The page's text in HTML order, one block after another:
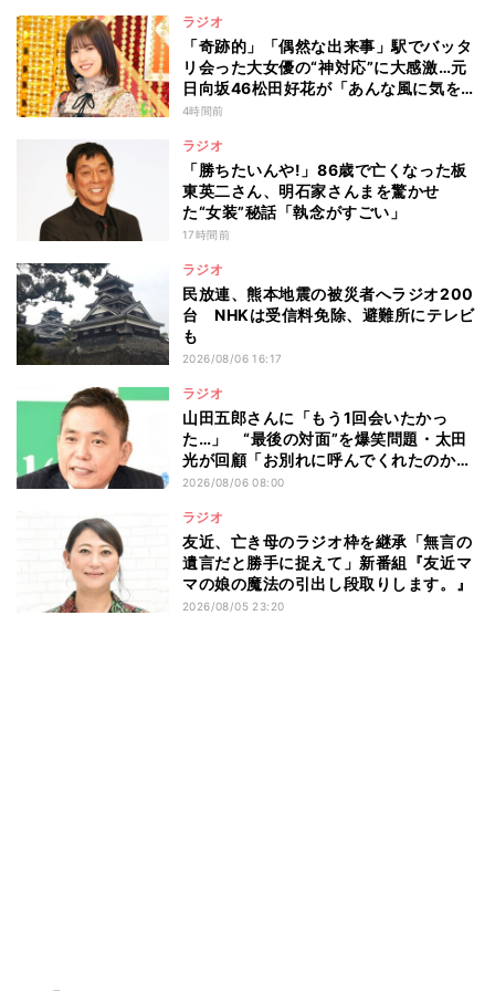
ラジオ
「奇跡的」「偶然な出来事」駅でバッタ
リ会った大女優の“神対応”に大感激…元
日向坂46松田好花が「あんな風に気を使
える人になりたい」と感動した“振る舞
4時間前
ラジオ
「勝ちたいんや!」86歳で亡くなった板
東英二さん、明石家さんまを驚かせ
た“女装”秘話「執念がすごい」
17時間前
ラジオ
民放連、熊本地震の被災者へラジオ200
台 NHKは受信料免除、避難所にテレビ
も
2026/08/06 16:17
ラジオ
山田五郎さんに「もう1回会いたかっ
た…」 “最後の対面”を爆笑問題・太田
光が回顧「お別れに呼んでくれたのか
な」
2026/08/06 08:00
ラジオ
友近、亡き母のラジオ枠を継承「無言の
遺言だと勝手に捉えて」新番組『友近マ
マの娘の魔法の引出し段取りします。』
2026/08/05 23:20